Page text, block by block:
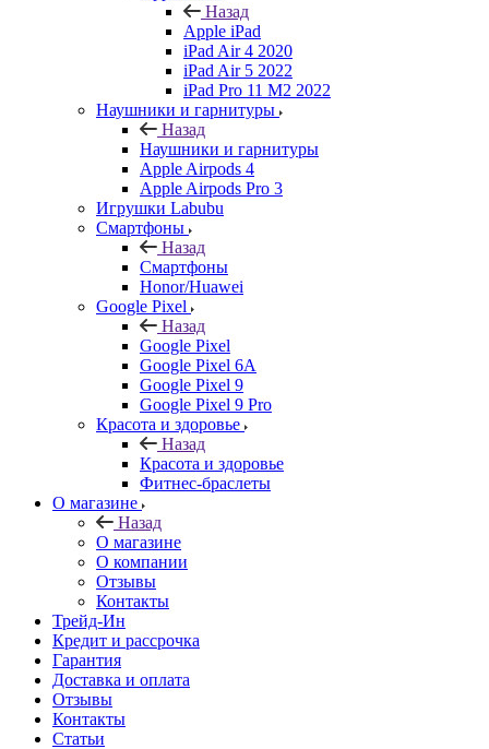
Назад
Apple iPad
iPad Air 4 2020
iPad Air 5 2022
iPad Pro 11 M2 2022
Наушники и гарнитуры
Назад
Наушники и гарнитуры
Apple Airpods 4
Apple Airpods Pro 3
Игрушки Labubu
Смартфоны
Назад
Смартфоны
Honor/Huawei
Google Pixel
Назад
Google Pixel
Google Pixel 6A
Google Pixel 9
Google Pixel 9 Pro
Красота и здоровье
Назад
Красота и здоровье
Фитнес-браслеты
О магазине
Назад
О магазине
О компании
Отзывы
Контакты
Трейд-Ин
Кредит и рассрочка
Гарантия
Доставка и оплата
Отзывы
Контакты
Статьи